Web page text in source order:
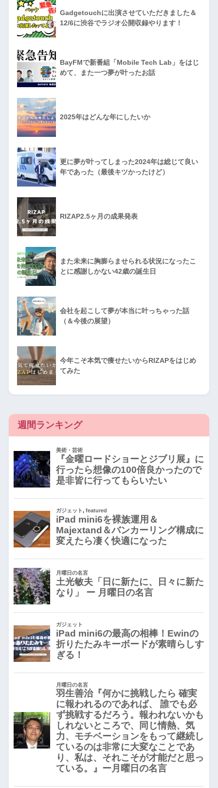
Gadgetouchに出演させていただきました＆
12/6に渋谷でラジオ公開収録やります！
BayFMで新番組「Mobile Tech Lab」をはじ
めて、また一つ夢が叶ったお話
2025年はどんな年にしたいか
更に夢が叶ってしまった2024年は総じて良い
年であった（最後キツかったけど）
RIZAP2.5ヶ月の成果発表
また未来に胸膨らませられる状況になったこ
とに感謝しかない42歳の誕生日
会社を起こして夢が本当に叶っちゃった話
（＆今後の展望）
今年こそ本気で痩せたいからRIZAPをはじめ
てみた
週間ランキング